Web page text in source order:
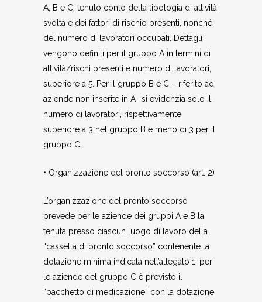
A, B e C, tenuto conto della tipologia di attività
svolta e dei fattori di rischio presenti, nonché
del numero di lavoratori occupati. Dettagli
vengono definiti per il gruppo A in termini di
attività/rischi presenti e numero di lavoratori,
superiore a 5. Per il gruppo B e C – riferito ad
aziende non inserite in A- si evidenzia solo il
numero di lavoratori, rispettivamente
superiore a 3 nel gruppo B e meno di 3 per il
gruppo C.
• Organizzazione del pronto soccorso (art. 2)
L’organizzazione del pronto soccorso
prevede per le aziende dei gruppi A e B la
tenuta presso ciascun luogo di lavoro della
“cassetta di pronto soccorso” contenente la
dotazione minima indicata nell’allegato 1; per
le aziende del gruppo C è previsto il
“pacchetto di medicazione” con la dotazione